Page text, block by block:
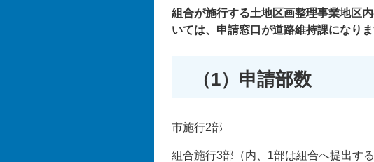
組合が施行する土地区画整理事業地区
いては、申請窓口が道路維持課になりま
（1）申請部数
市施行2部
組合施行3部（内、1部は組合へ提出す